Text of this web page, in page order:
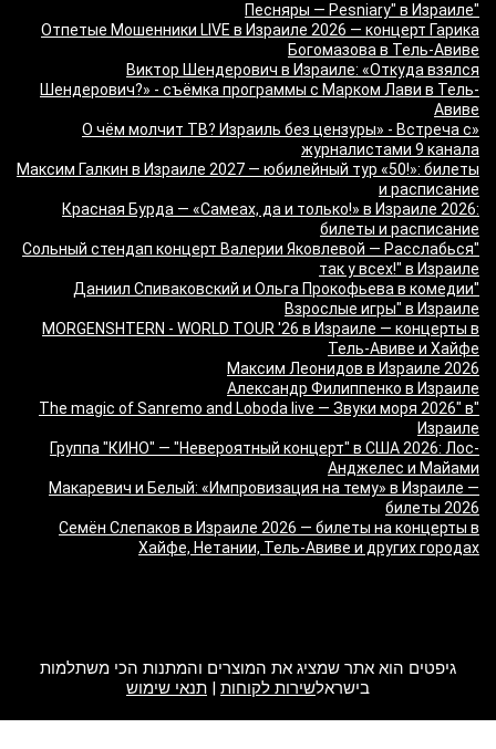
"Песняры — Pesniary" в Израиле
Отпетые Мошенники LIVE в Израиле 2026 — концерт Гарика
Богомазова в Тель-Авиве
Виктор Шендерович в Израиле: «Откуда взялся
Шендерович?» - съёмка программы с Марком Лави в Тель-
Авиве
«О чём молчит ТВ? Израиль без цензуры» - Встреча с
журналистами 9 канала
Максим Галкин в Израиле 2027 — юбилейный тур «50!»: билеты
и расписание
Красная Бурда — «Самеах, да и только!» в Израиле 2026:
билеты и расписание
"Сольный стендап концерт Валерии Яковлевой — Расслабься
так у всех!" в Израиле
"Даниил Спиваковский и Ольга Прокофьева в комедии
Взрослые игры" в Израиле
MORGENSHTERN - WORLD TOUR '26 в Израиле — концерты в
Тель-Авиве и Хайфе
Максим Леонидов в Израиле 2026
Александр Филиппенко в Израиле
"The magic of Sanremo and Loboda live — Звуки моря 2026" в
Израиле
Группа "КИНО" — "Невероятный концерт" в США 2026: Лос-
Анджелес и Майами
Макаревич и Белый: «Импровизация на тему» в Израиле —
билеты 2026
Семён Слепаков в Израиле 2026 — билеты на концерты в
Хайфе, Нетании, Тель-Авиве и других городах
גיפטים הוא אתר שמציג את המוצרים והמתנות הכי משתלמות
בישראלשירות לקוחות | תנאי שימוש